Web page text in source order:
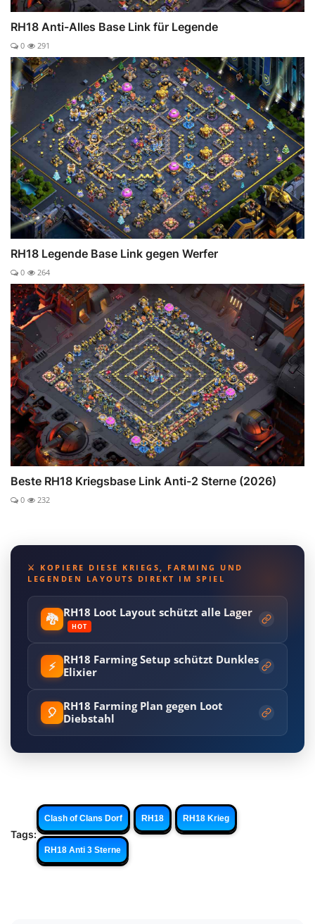
RH18 Anti-Alles Base Link für Legende
0 291
RH18 Legende Base Link gegen Werfer
0 264
Beste RH18 Kriegsbase Link Anti-2 Sterne (2026)
0 232
⚔️ KOPIERE DIESE KRIEGS, FARMING UND
LEGENDEN LAYOUTS DIREKT IM SPIEL
🐉 RH18 Loot Layout schützt alle Lager
HOT
⚡ RH18 Farming Setup schützt Dunkles
Elixier
🎈 RH18 Farming Plan gegen Loot
Diebstahl
Tags:
Clash of Clans Dorf RH18 RH18 Krieg
RH18 Anti 3 Sterne